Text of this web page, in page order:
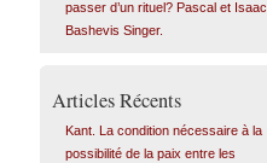
passer d’un rituel? Pascal et Isaac
Bashevis Singer.
Articles Récents
Kant. La condition nécessaire à la
possibilité de la paix entre les